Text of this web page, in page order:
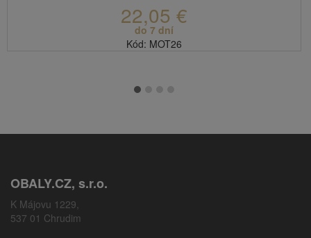
22,05 €
do 7 dní
Kód: MOT26
OBALY.CZ, s.r.o.
K Májovu 1229,
537 01 Chrudim